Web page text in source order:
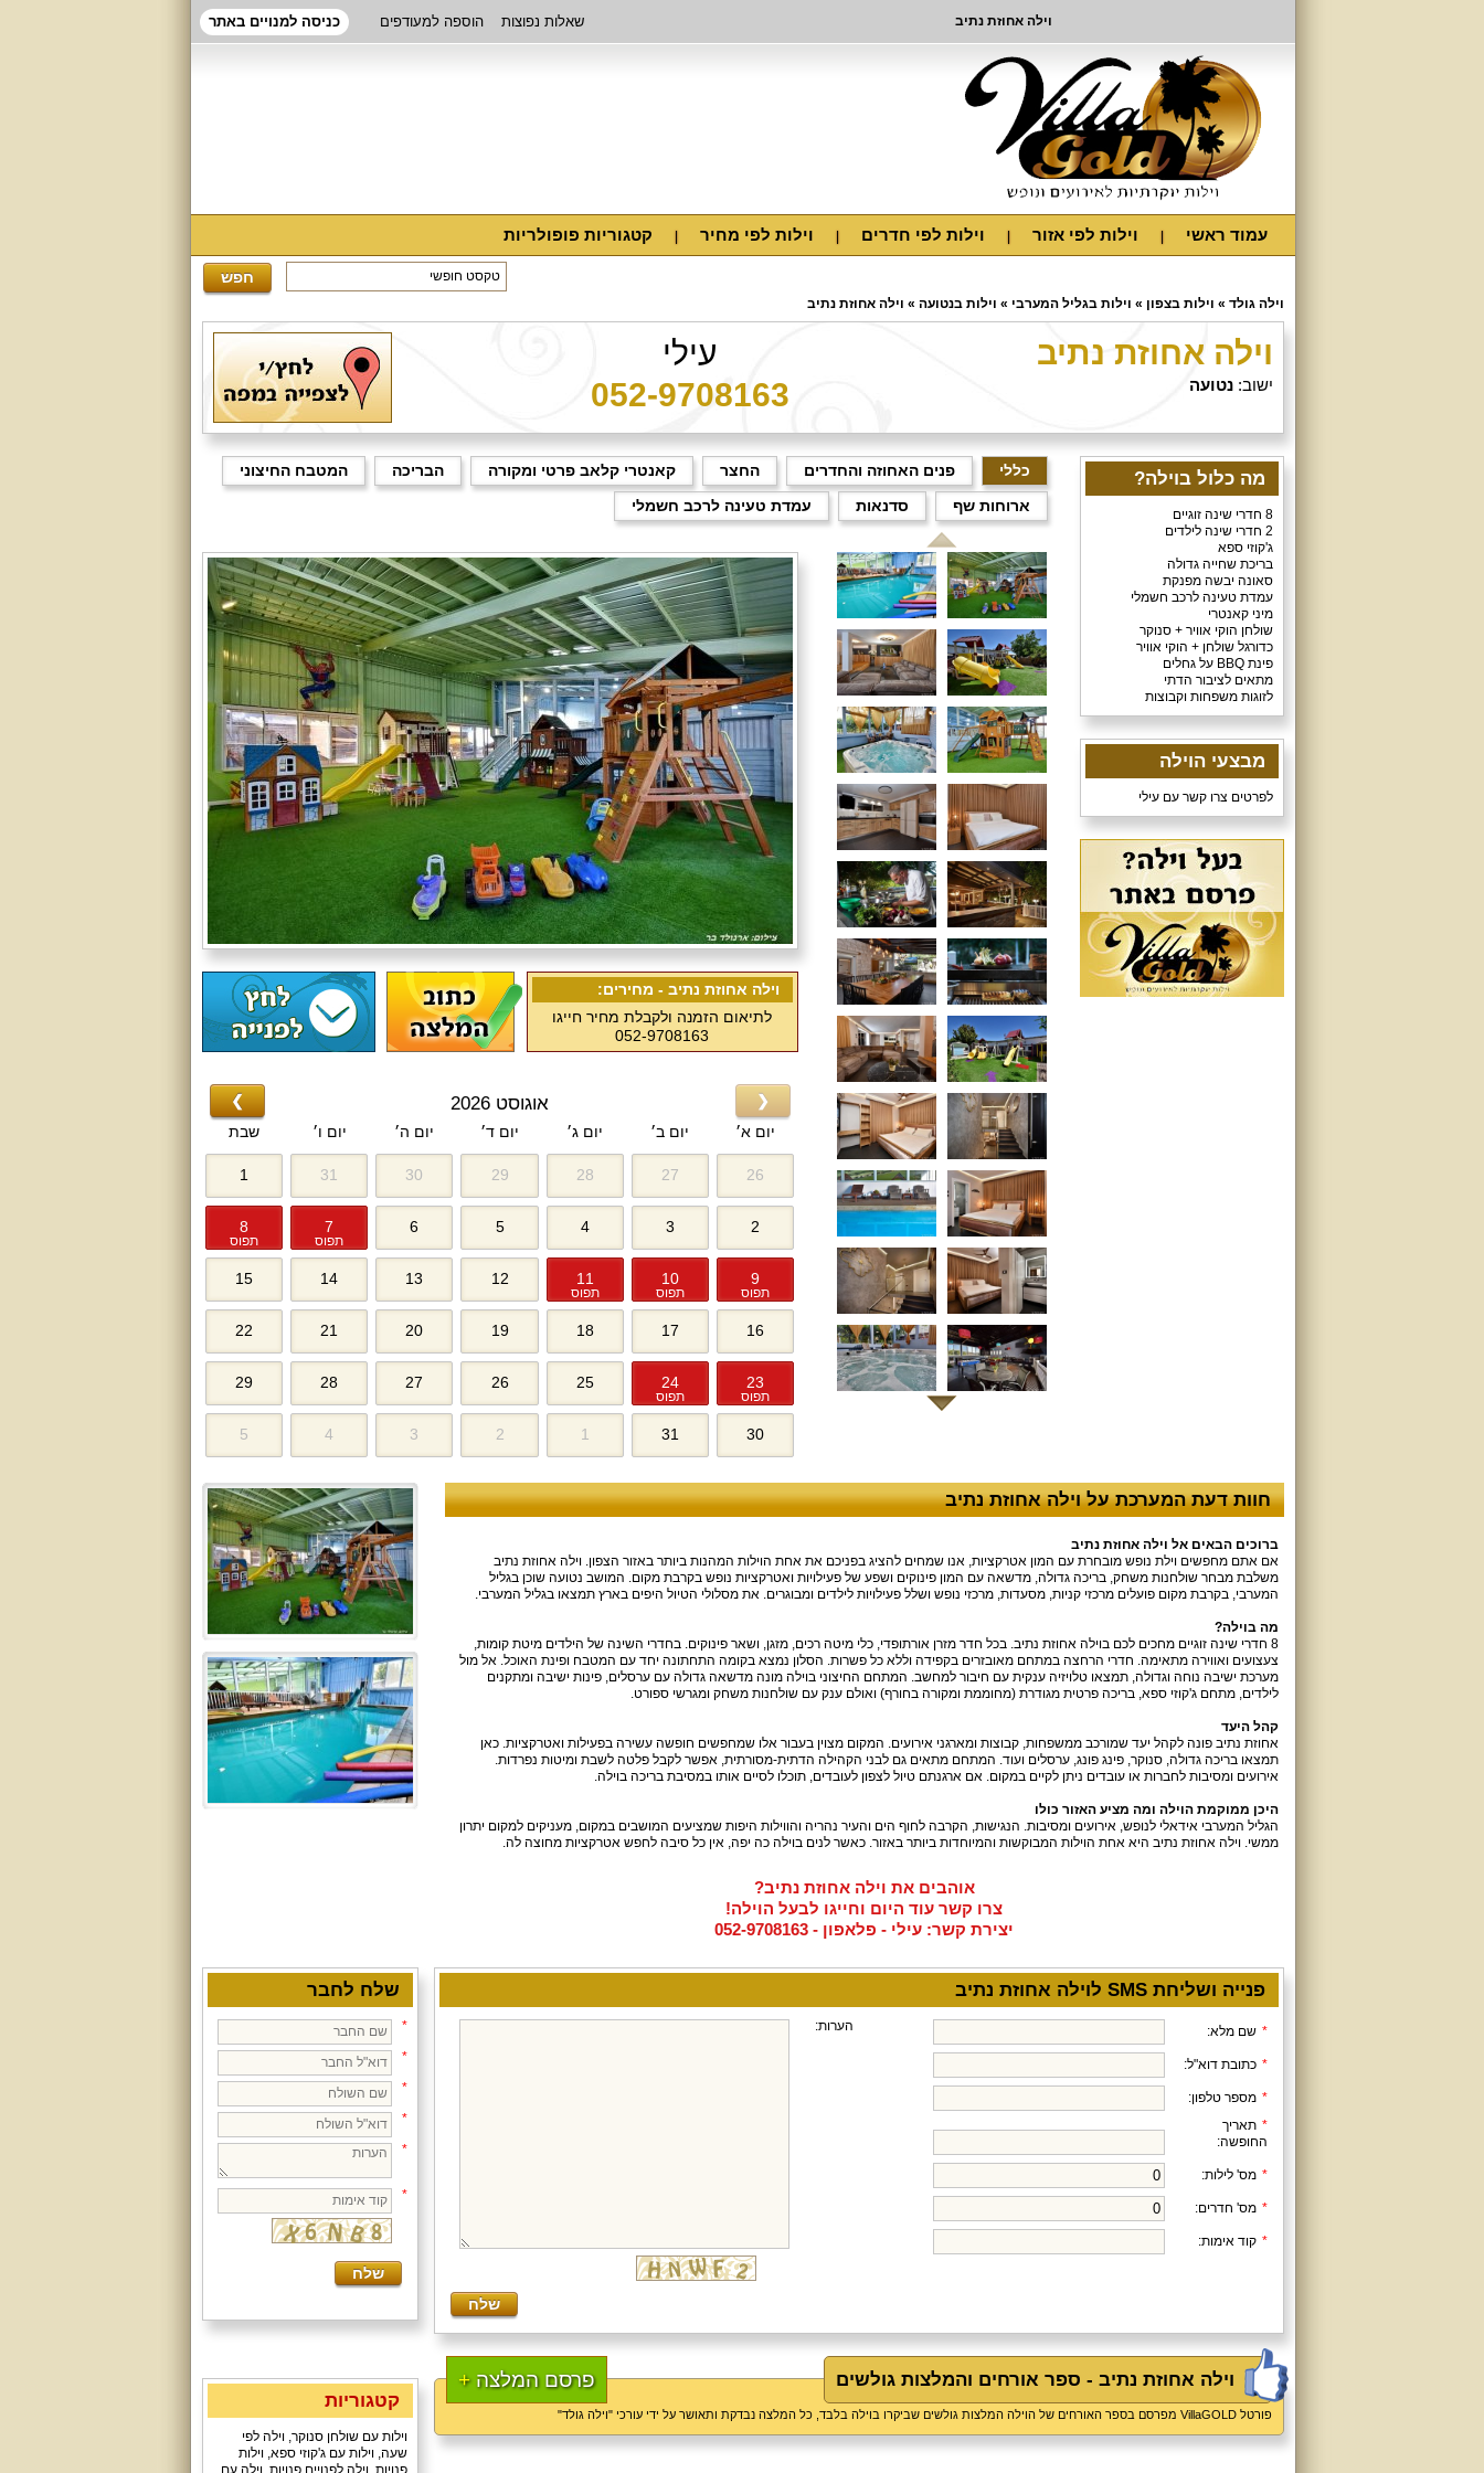
וילה אחוזת נתיב שאלות נפוצות הוספה למעודפים כניסה למנויים באתר
עמוד ראשי וילות לפי אזור וילות לפי חדרים וילות לפי מחיר קטגוריות פופולריות
וילה גולד » וילות בצפון » וילות בגליל המערבי » וילות בנטועה » וילה אחוזת נתיב
עילי
052-9708163
וילה אחוזת נתיב
ישוב:נטועה
מה כלול בוילה?
8 חדרי שינה זוגיים
2 חדרי שינה לילדים
ג'קוזי ספא
בריכת שחייה גדולה
סאונה יבשה מפנקת
עמדת טעינה לרכב חשמלי
מיני קאנטרי
שולחן הוקי אוויר + סנוקר
כדורגל שולחן + הוקי אוויר
פינת BBQ על גחלים
מתאים לציבור הדתי
לזוגות משפחות וקבוצות
מבצעי הוילה
לפרטים צרו קשר עם עילי
כללי פנים האחוזה והחדרים החצר קאנטרי קלאב פרטי ומקורה הבריכה
המטבח החיצוני
ארוחות שף
סדנאות עמדת טעינה לרכב חשמלי
וילה אחוזת נתיב - מחירים:
לתיאום הזמנה ולקבלת מחיר חייגו
052-9708163
אוגוסט 2026
יום א׳ יום ב׳ יום ג׳ יום ד׳ יום ה׳ יום ו׳ שבת
26
27
28
29
30
31
1
2
3
4
5
6
7
תפוס
8
תפוס
9
תפוס
10
תפוס
11
תפוס
12
13
14
15
16
17
18
19
20
21
22
23
תפוס
24
תפוס
25
26
27
28
29
30
31
1
2
3
4
5
❯ ❮
חוות דעת המערכת על וילה אחוזת נתיב
ברוכים הבאים אל וילה אחוזת נתיב
אם אתם מחפשים וילת נופש מובחרת עם המון אטרקציות, אנו שמחים להציג בפניכם את אחת הוילות המהנות ביותר באזור הצפון. וילה אחוזת נתיב
משלבת מבחר שולחנות משחק, בריכה גדולה, מדשאה עם המון פינוקים ושפע של פעילויות ואטרקציות נופש בקרבת מקום. המושב נטועה שוכן בגליל
המערבי, בקרבת מקום פועלים מרכזי קניות, מסעדות, מרכזי נופש ושלל פעילויות לילדים ומבוגרים. את מסלולי הטיול היפים בארץ תמצאו בגליל המערבי.
מה בוילה?
8 חדרי שינה זוגיים מחכים לכם בוילה אחוזת נתיב. בכל חדר מזרן אורתופדי, כלי מיטה רכים, מזגן, ושאר פינוקים. בחדרי השינה של הילדים מיטת קומות,
צעצועים ואווירה מתאימה. חדרי הרחצה במתחם מאובזרים בקפידה וללא כל פשרות. הסלון נמצא בקומה התחתונה יחד עם המטבח ופינת האוכל. אל מול
מערכת ישיבה נוחה וגדולה, תמצאו טלויזיה ענקית עם חיבור למחשב. המתחם החיצוני בוילה מונה מדשאה גדולה עם ערסלים, פינות ישיבה ומתקנים
לילדים, מתחם ג'קוזי ספא, בריכה פרטית מגודרת (מחוממת ומקורה בחורף) ואולם ענק עם שולחנות משחק ומגרשי ספורט.
קהל היעד
אחוזת נתיב פונה לקהל יעד שמורכב ממשפחות, קבוצות ומארגני אירועים. המקום מצוין בעבור אלו שמחפשים חופשה עשירה בפעילות ואטרקציות. כאן
תמצאו בריכה גדולה, סנוקר, פינג פונג, ערסלים ועוד. המתחם מתאים גם לבני הקהילה הדתית-מסורתית, אפשר לקבל פלטה לשבת ומיטות נפרדות.
אירועים ומסיבות לחברות או עובדים ניתן לקיים במקום. אם ארגנתם טיול לצפון לעובדים, תוכלו לסיים אותו במסיבת בריכה בוילה.
היכן ממוקמת הוילה ומה מציע האזור כולו
הגליל המערבי אידאלי לנופש, אירועים ומסיבות. הנגישות, הקרבה לחוף הים והעיר נהריה והווילות היפות שמציעים המושבים במקום, מעניקים למקום יתרון
ממשי. וילה אחוזת נתיב היא אחת הוילות המבוקשות והמיוחדות ביותר באזור. כאשר לנים בוילה כה יפה, אין כל סיבה לחפש אטרקציות מחוצה לה.
אוהבים את וילה אחוזת נתיב?
צרו קשר עוד היום וחייגו לבעל הוילה!
יצירת קשר: עילי - פלאפון - 052-9708163
פנייה ושליחת SMS לוילה אחוזת נתיב
הערות: * שם מלא:
* כתובת דוא"ל:
* מספר טלפון:
* תאריך
החופשה:
* מס' לילות:
* מס' חדרים:
* קוד אימות:
שלח לחבר
*
*
*
*
*
*
פרסם המלצה + וילה אחוזת נתיב - ספר אורחים והמלצות גולשים
פורטל VillaGOLD מפרסם בספר האורחים של הוילה המלצות גולשים שביקרו בוילה בלבד, כל המלצה נבדקת ותאושר על ידי עורכי "וילה גולד"
קטגוריות
וילות עם שולחן סנוקר,וילה לפי
שעה,וילות עם ג'קוזי ספא,וילות
פנויות ,וילה לפנויים פנויות ,וילה עם